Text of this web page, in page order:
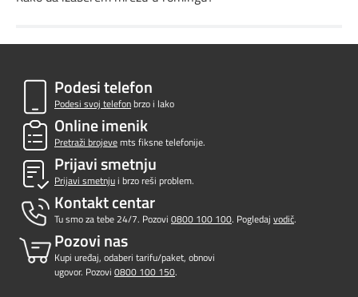
Podesi telefon
Podesi svoj telefonbrzo i lako
Online imenik
Pretraži brojevemts fiksne telefonije.
Prijavi smetnju
Prijavi smetnjui brzo reši problem.
Kontakt centar
Tu smo za tebe 24/7. Pozovi 0800 100 100. Pogledaj vodič.
Pozovi nas
Kupi uređaj, odaberi tarifu/paket, obnovi
ugovor. Pozovi 0800 100 150.